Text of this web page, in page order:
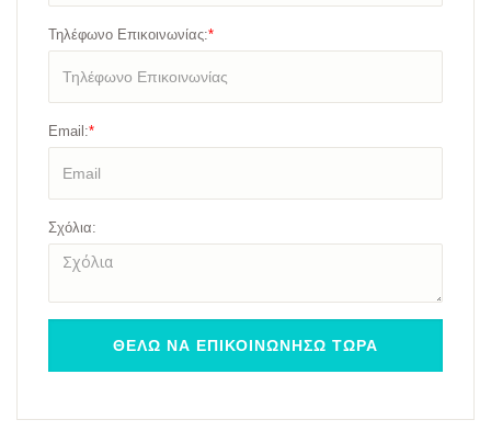
Τηλέφωνο Επικοινωνίας:*
Email:*
Σχόλια: